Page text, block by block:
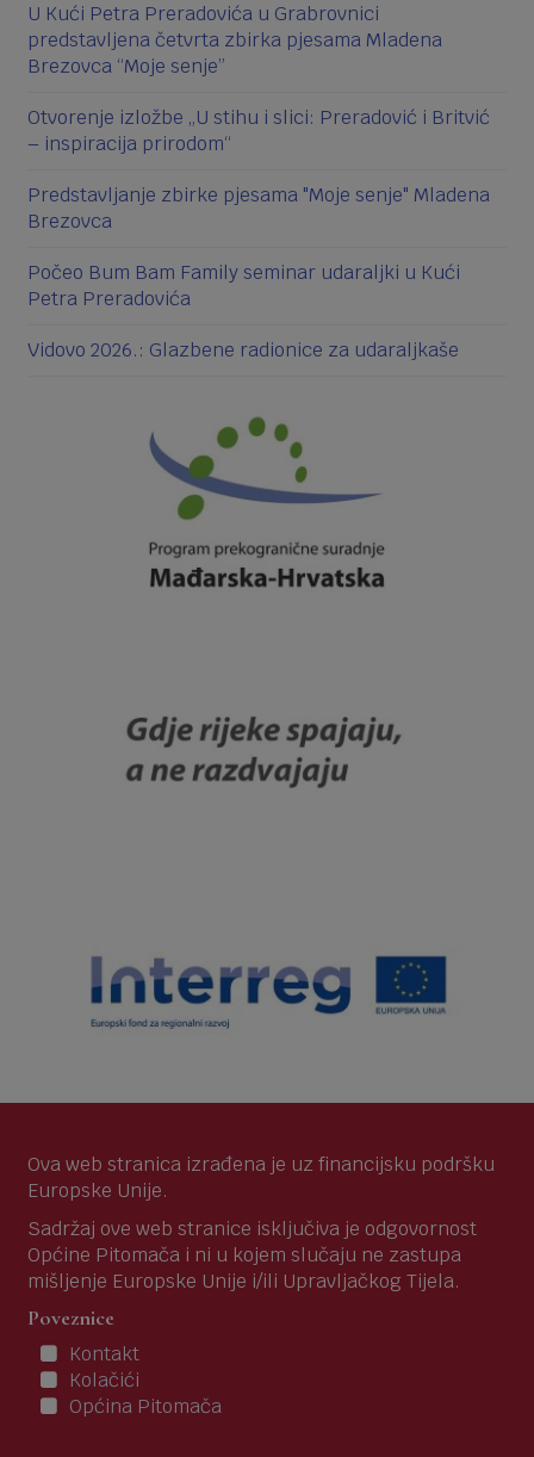
U Kući Petra Preradovića u Grabrovnici
predstavljena četvrta zbirka pjesama Mladena
Brezovca “Moje senje”
Otvorenje izložbe „U stihu i slici: Preradović i Britvić
– inspiracija prirodom“
Predstavljanje zbirke pjesama "Moje senje" Mladena
Brezovca
Počeo Bum Bam Family seminar udaraljki u Kući
Petra Preradovića
Vidovo 2026.: Glazbene radionice za udaraljkaše
Ova web stranica izrađena je uz financijsku podršku
Europske Unije.
Sadržaj ove web stranice isključiva je odgovornost
Općine Pitomača i ni u kojem slučaju ne zastupa
mišljenje Europske Unije i/ili Upravljačkog Tijela.
Poveznice
Kontakt
Kolačići
Općina Pitomača